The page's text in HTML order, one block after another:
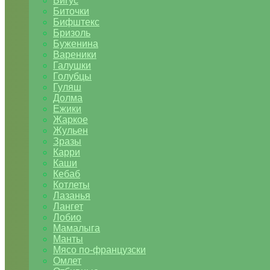
Биточки
Бифштекс
Бризоль
Буженина
Вареники
Галушки
Голубцы
Гуляш
Долма
Ежики
Жаркое
Жульен
Зразы
Карри
Каши
Кебаб
Котлеты
Лазанья
Лангет
Лобио
Мамалыга
Манты
Мясо по-французски
Омлет